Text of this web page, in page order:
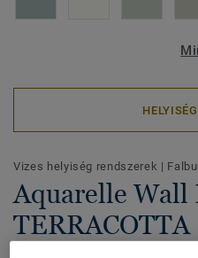
Vizes helyiség rendszerek |
Aquarelle Wall
TERRACOTTA